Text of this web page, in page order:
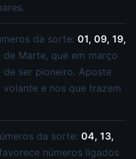
da sorte: 01, 09, 19,
Marte, que em março
ser pioneiro. Aposte
e nos que trazem
da sorte: 04, 13,
números ligados